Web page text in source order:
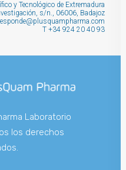
y Tecnológico de Extremadura
s/n., 06006, Badajoz
T +34 924 20 40 93
Laboratorio
los derechos